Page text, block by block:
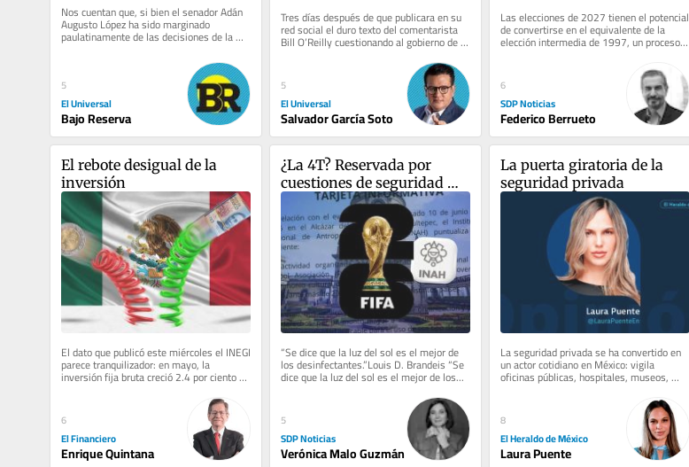
Nos cuentan que, si bien el senador Adán
Augusto López ha sido marginado
paulatinamente de las decisiones de la
bancada de Morena, desde que lo...
5
El Universal
Bajo Reserva
Tres días después de que publicara en su
red social el duro texto del comentarista
Bill O’Reilly cuestionando al gobierno de
México y a la...
5
El Universal
Salvador García Soto
Las elecciones de 2027 tienen el potencial
de convertirse en el equivalente de la
elección intermedia de 1997, un proceso
6
SDP Noticias
Federico Berrueto
El rebote desigual de la
inversión
El dato que publicó este miércoles el INEGI
parece tranquilizador: en mayo, la
inversión fija bruta creció 2.4 por ciento
anual con cifras...
6
El Financiero
Enrique Quintana
¿La 4T? Reservada por
cuestiones de seguridad
nacional
“Se dice que la luz del sol es el mejor de
los desinfectantes.”Louis D. Brandeis “Se
dice que la luz del sol es el mejor de los...
5
SDP Noticias
Verónica Malo Guzmán
La puerta giratoria de la
seguridad privada
La seguridad privada se ha convertido en
un actor cotidiano en México: vigila
oficinas públicas, hospitales, museos,
bancos, fraccionamientos,...
8
El Heraldo de México
Laura Puente